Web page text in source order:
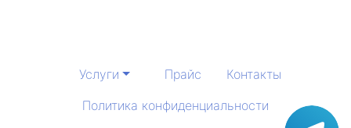
Услуги Прайс
Контакты
Политика конфиденциальности